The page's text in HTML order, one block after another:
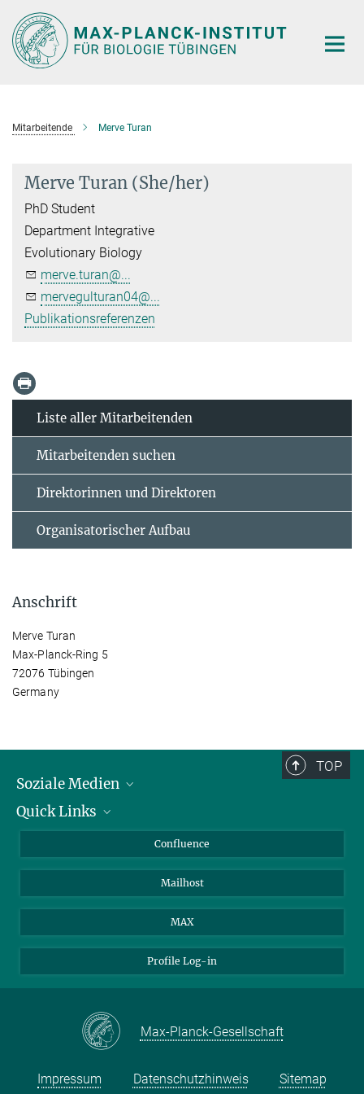
Hauptinhalt
Mitarbeitende Merve Turan
Merve Turan (She/her)
PhD Student
Department Integrative
Evolutionary Biology
merve.turan@...
mervegulturan04@...
Publikationsreferenzen
Liste aller Mitarbeitenden
Mitarbeitenden suchen
Direktorinnen und Direktoren
Organisatorischer Aufbau
Anschrift
Merve Turan
Max-Planck-Ring 5
72076 Tübingen
Germany
TOP
Soziale Medien
LinkedIn
Quick Links
Für Journalisten und Journalistinnen
Ihr Weg zu uns
Confluence
Mailhost
MAX
Profile Log-in
Max-Planck-Gesellschaft
Impressum Datenschutzhinweis Sitemap